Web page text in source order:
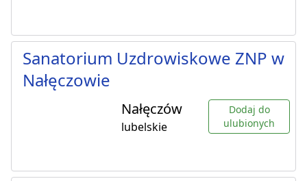
Sanatorium Uzdrowiskowe ZNP w
Nałęczowie
Nałęczów
lubelskie
Dodaj do
ulubionych